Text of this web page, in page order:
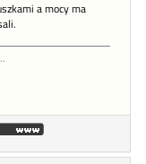
a mocy ma